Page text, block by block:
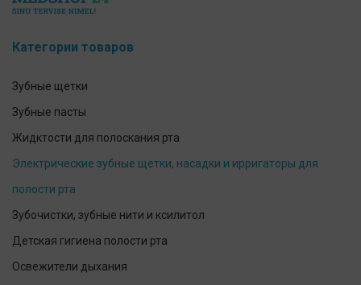
Категории товаров
Зубные щетки
Зубные пасты
Жидктости для полоскания рта
Электрические зубные щетки, насадки и ирригаторы для
полости рта
Зубочистки, зубные нити и ксилитол
Детская гигиена полости рта
Освежители дыхания